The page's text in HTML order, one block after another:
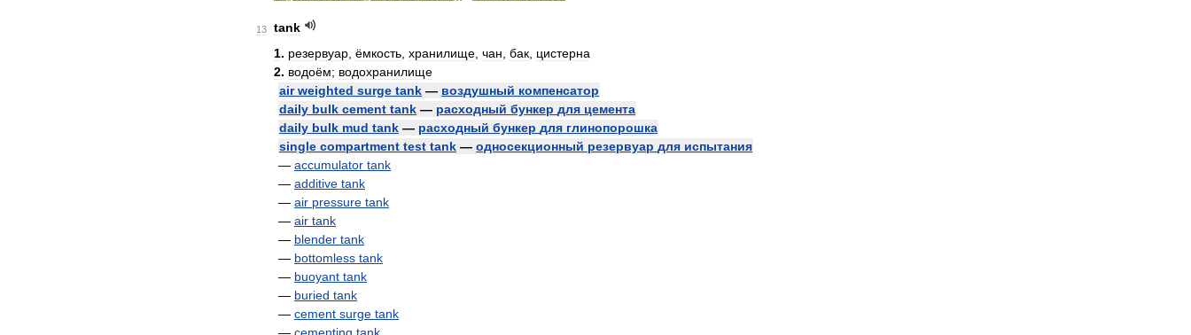
13
tank
1. резервуар ёмкость хранилище чан бак цистерна
2. водоём; водохранилище
air weighted surge tank — воздушный компенсатор
daily bulk cement tank — расходный бункер для цемента
daily bulk mud tank — расходный бункер для глинопорошка
single compartment test tank — односекционный резервуар для испытания
— accumulator tank
— additive tank
— air pressure tank
— air tank
— blender tank
— bottomless tank
— buoyant tank
— buried tank
— cement surge tank